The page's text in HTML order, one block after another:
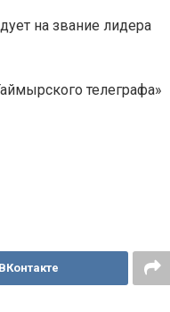
на звание лидера
телеграфа»